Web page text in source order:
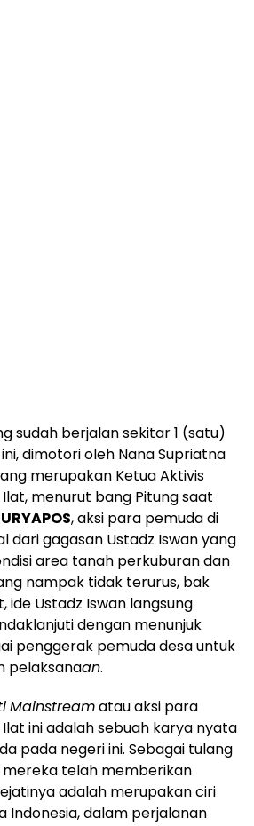
sudah berjalan sekitar 1 (satu)
dimotori oleh Nana Supriatna
merupakan Ketua Aktivis
menurut bang Pitung saat
, aksi para pemuda di
dari gagasan Ustadz Iswan yang
area tanah perkuburan dan
nampak tidak terurus, bak
ide Ustadz Iswan langsung
dengan menunjuk
penggerak pemuda desa untuk
pelaksanaan.
Mainstreamatau aksi para
ini adalah sebuah karya nyata
pada negeri ini. Sebagai tulang
mereka telah memberikan
adalah merupakan ciri
Indonesia, dalam perjalanan